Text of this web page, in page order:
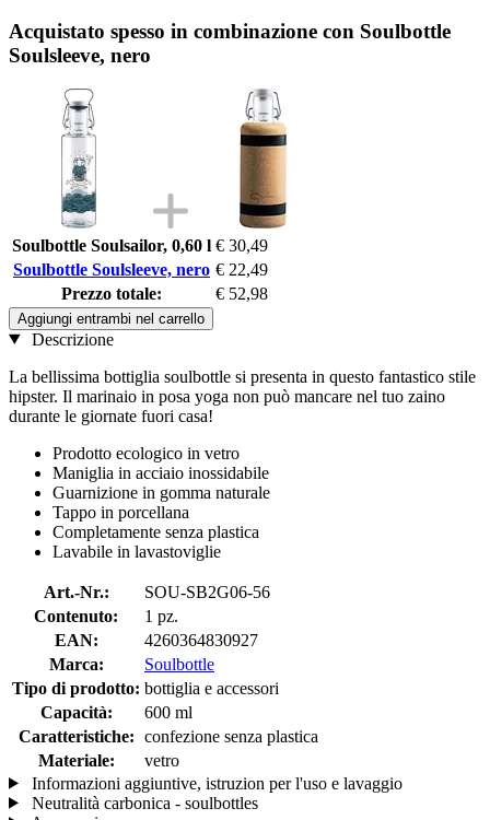
Acquistato spesso in combinazione con Soulbottle
Soulsleeve, nero
Soulbottle Soulsailor, 0,60 l € 30,49
Soulbottle Soulsleeve, nero € 22,49
Prezzo totale:
€ 52,98
Aggiungi entrambi nel carrello
Descrizione
La bellissima bottiglia soulbottle si presenta in questo fantastico stile
hipster. Il marinaio in posa yoga non può mancare nel tuo zaino
durante le giornate fuori casa!
Prodotto ecologico in vetro
Maniglia in acciaio inossidabile
Guarnizione in gomma naturale
Tappo in porcellana
Completamente senza plastica
Lavabile in lavastoviglie
Art.-Nr.:
SOU-SB2G06-56
Contenuto:
1 pz.
EAN:
4260364830927
Marca:
Soulbottle
Tipo di prodotto: bottiglia e accessori
Capacità:
600 ml
Caratteristiche: confezione senza plastica
Materiale:
vetro
Informazioni aggiuntive, istruzion per l'uso e lavaggio
Neutralità carbonica - soulbottles